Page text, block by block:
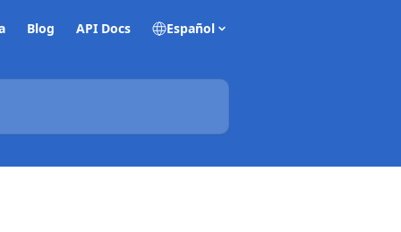
Blog API Docs Español